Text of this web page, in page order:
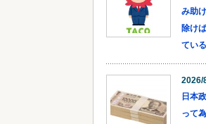
み助
除け
ている
2026/
日本
って